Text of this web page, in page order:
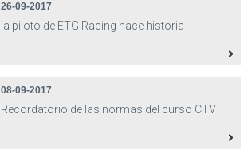
26-09-2017
la piloto de ETG Racing hace historia
08-09-2017
Recordatorio de las normas del curso CTV